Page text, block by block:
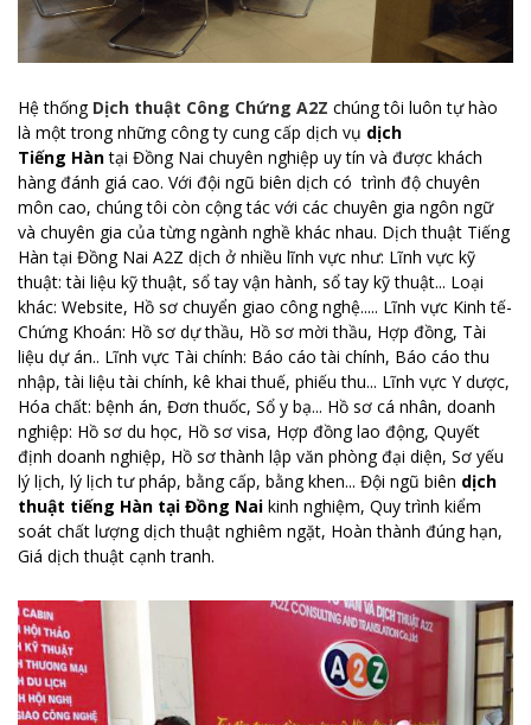
Hệ thống Dịch thuật Công Chứng A2Z chúng tôi luôn tự hào
là một trong những công ty cung cấp dịch vụ dịch
Tiếng Hàntại Đồng Nai chuyên nghiệp uy tín và được khách
hàng đánh giá cao. Với đội ngũ biên dịch có trình độ chuyên
môn cao, chúng tôi còn cộng tác với các chuyên gia ngôn ngữ
và chuyên gia của từng ngành nghề khác nhau. Dịch thuật Tiếng
Hàn tại Đồng Nai A2Z dịch ở nhiều lĩnh vực như: Lĩnh vực kỹ
thuật: tài liệu kỹ thuật, sổ tay vận hành, sổ tay kỹ thuật... Loại
khác: Website, Hồ sơ chuyển giao công nghệ..... Lĩnh vực Kinh tế-
Chứng Khoán: Hồ sơ dự thầu, Hồ sơ mời thầu, Hợp đồng, Tài
liệu dự án.. Lĩnh vực Tài chính: Báo cáo tài chính, Báo cáo thu
nhập, tài liệu tài chính, kê khai thuế, phiếu thu... Lĩnh vực Y dược,
Hóa chất: bệnh án, Đơn thuốc, Sổ y bạ... Hồ sơ cá nhân, doanh
nghiệp: Hồ sơ du học, Hồ sơ visa, Hợp đồng lao động, Quyết
định doanh nghiệp, Hồ sơ thành lập văn phòng đại diện, Sơ yếu
lý lịch, lý lịch tư pháp, bằng cấp, bằng khen... Đội ngũ biên dịch
thuật tiếng Hàn tại Đồng Nai kinh nghiệm, Quy trình kiểm
soát chất lượng dịch thuật nghiêm ngặt, Hoàn thành đúng hạn,
Giá dịch thuật cạnh tranh.